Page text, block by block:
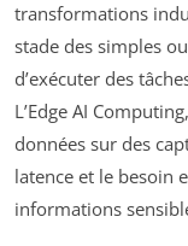
transformations
stade des simples
d’exécuter des
L’Edge AI
données sur des
latence et le besoin
informations